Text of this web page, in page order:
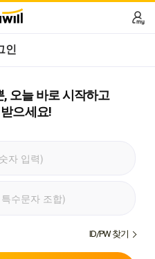
인
, 오늘 바로 시작하고
으세요!
ID/PW 찾기